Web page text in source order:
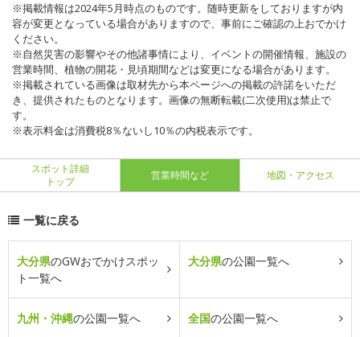
※掲載情報は2024年5月時点のものです。随時更新をしておりますが内
容が変更となっている場合がありますので、事前にご確認の上おでかけ
ください。
※自然災害の影響やその他諸事情により、イベントの開催情報、施設の
営業時間、植物の開花・見頃期間などは変更になる場合があります。
※掲載されている画像は取材先から本ページへの掲載の許諾をいただ
き、提供されたものとなります。画像の無断転載(二次使用)は禁止で
す。
※表示料金は消費税8％ないし10％の内税表示です。
スポット詳細
トップ
営業時間など 地図・アクセス
一覧に戻る
大分県のGWおでかけスポッ
ト一覧へ
大分県の公園一覧へ
九州・沖縄の公園一覧へ 全国の公園一覧へ